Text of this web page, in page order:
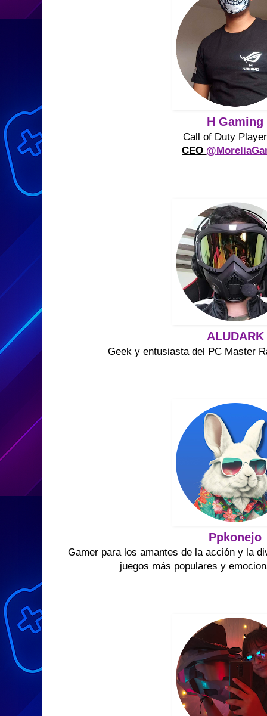
H Gaming
Call of Duty
CEO
ALUDARK
Geek y entusiasta del PC Master
Ppkonejo
Gamer para los amantes de la acción y la
juegos más populares y